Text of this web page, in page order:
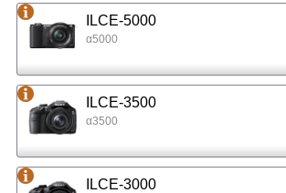
ILCE-5000
α5000
ILCE-3500
α3500
ILCE-3000